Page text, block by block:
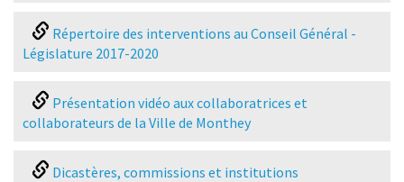
Répertoire des interventions au Conseil Général -
Législature 2017-2020
Présentation vidéo aux collaboratrices et
collaborateurs de la Ville de Monthey
Dicastères, commissions et institutions